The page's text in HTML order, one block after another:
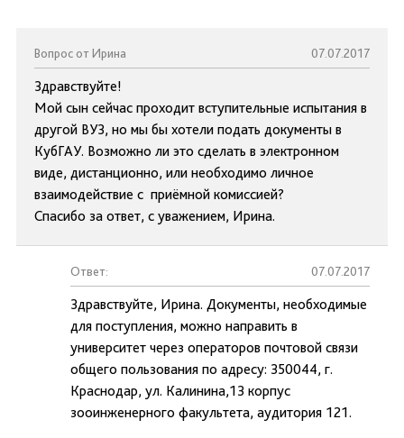
Вопрос от Ирина 07.07.2017
Здравствуйте!
Мой сын сейчас проходит вступительные испытания в
другой ВУЗ, но мы бы хотели подать документы в
КубГАУ. Возможно ли это сделать в электронном
виде, дистанционно, или необходимо личное
взаимодействие с приёмной комиссией?
Спасибо за ответ, с уважением, Ирина.
Ответ: 07.07.2017
Здравствуйте, Ирина. Документы, необходимые
для поступления, можно направить в
университет через операторов почтовой связи
общего пользования по адресу: 350044, г.
Краснодар, ул. Калинина,13 корпус
зооинженерного факультета, аудитория 121.